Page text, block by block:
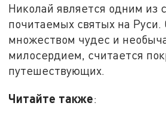
Николай является одним из
почитаемых святых на Руси.
множеством чудес и
милосердием, считается
путешествующих.
Читайте также: